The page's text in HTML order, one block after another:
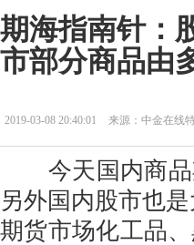
期海指南针：
市部分商品由
2019-03-08 20:40:01 来源：中金在线
今天国内商品
另外国内股市也
期货市场化工品